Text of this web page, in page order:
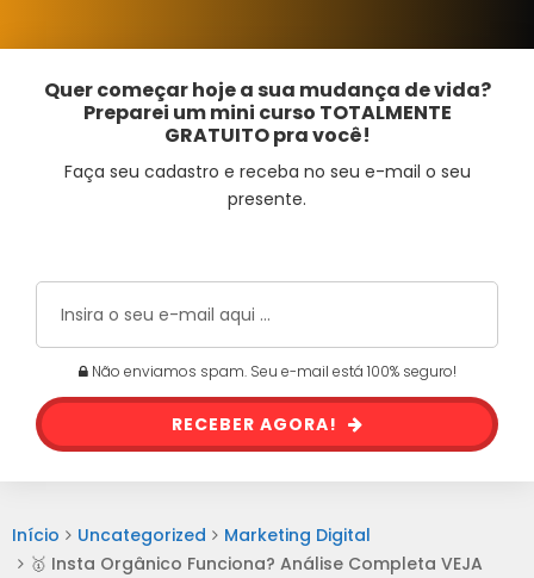
Quer começar hoje a sua mudança de vida?
Preparei um mini curso TOTALMENTE
GRATUITO pra você!
Faça seu cadastro e receba no seu e-mail o seu
presente.
Não enviamos spam. Seu e-mail está 100% seguro!
RECEBER AGORA!
Início Uncategorized
Marketing Digital
🥇 Insta Orgânico Funciona? Análise Completa VEJA